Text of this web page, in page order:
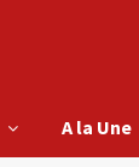
A la Une